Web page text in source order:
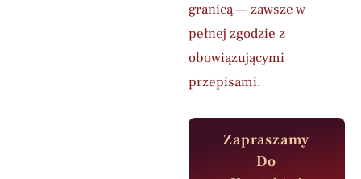
granicą — zawsze w
pełnej zgodzie z
obowiązującymi
przepisami.
Zapraszamy
Do